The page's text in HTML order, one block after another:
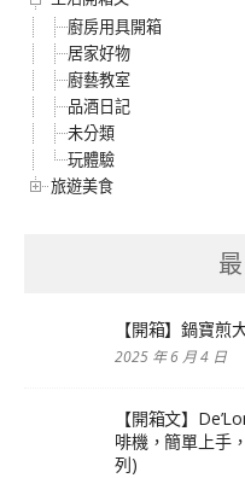
廚房用具開箱
居家好物
廚藝教室
品酒日記
未分類
玩體驗
旅遊美食
【開箱】鍋寶煎
2025 年 6 月 4 日
【開箱文】
啡機，簡單上手
列)